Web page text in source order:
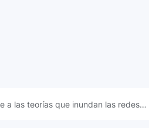
a las teorías que inundan las redes